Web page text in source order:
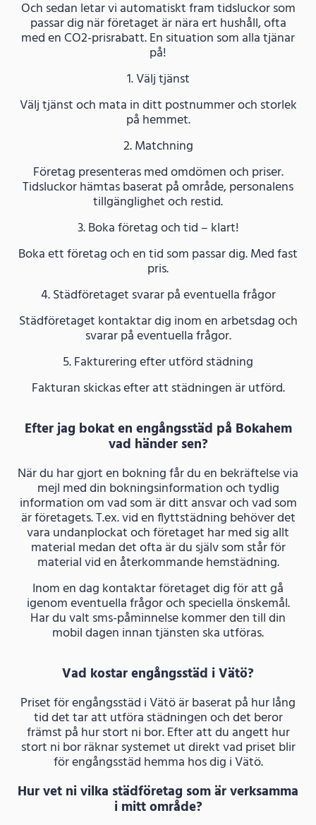
Och sedan letar vi automatiskt fram tidsluckor som
passar dig när företaget är nära ert hushåll, ofta
med en CO2-prisrabatt. En situation som alla tjänar
på!
1. Välj tjänst
Välj tjänst och mata in ditt postnummer och storlek
på hemmet.
2. Matchning
Företag presenteras med omdömen och priser.
Tidsluckor hämtas baserat på område, personalens
tillgänglighet och restid.
3. Boka företag och tid – klart!
Boka ett företag och en tid som passar dig. Med fast
pris.
4. Städföretaget svarar på eventuella frågor
Städföretaget kontaktar dig inom en arbetsdag och
svarar på eventuella frågor.
5. Fakturering efter utförd städning
Fakturan skickas efter att städningen är utförd.
Efter jag bokat en engångsstäd på Bokahem
vad händer sen?
När du har gjort en bokning får du en bekräftelse via
mejl med din bokningsinformation och tydlig
information om vad som är ditt ansvar och vad som
är företagets. T.ex. vid en flyttstädning behöver det
vara undanplockat och företaget har med sig allt
material medan det ofta är du själv som står för
material vid en återkommande hemstädning.
Inom en dag kontaktar företaget dig för att gå
igenom eventuella frågor och speciella önskemål.
Har du valt sms-påminnelse kommer den till din
mobil dagen innan tjänsten ska utföras.
Vad kostar engångsstäd i Vätö?
Priset för engångsstäd i Vätö är baserat på hur lång
tid det tar att utföra städningen och det beror
främst på hur stort ni bor. Efter att du angett hur
stort ni bor räknar systemet ut direkt vad priset blir
för engångsstäd hemma hos dig i Vätö.
Hur vet ni vilka städföretag som är verksamma
i mitt område?